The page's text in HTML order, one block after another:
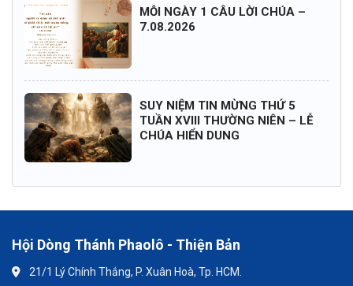
MỖI NGÀY 1 CÂU LỜI CHÚA –
7.08.2026
SUY NIỆM TIN MỪNG THỨ 5
TUẦN XVIII THƯỜNG NIÊN – LỄ
CHÚA HIỂN DUNG
Hội Dòng Thánh Phaolô - Thiện Bản
21/1 Lý Chính Thắng, P. Xuân Hoà, Tp. HCM.